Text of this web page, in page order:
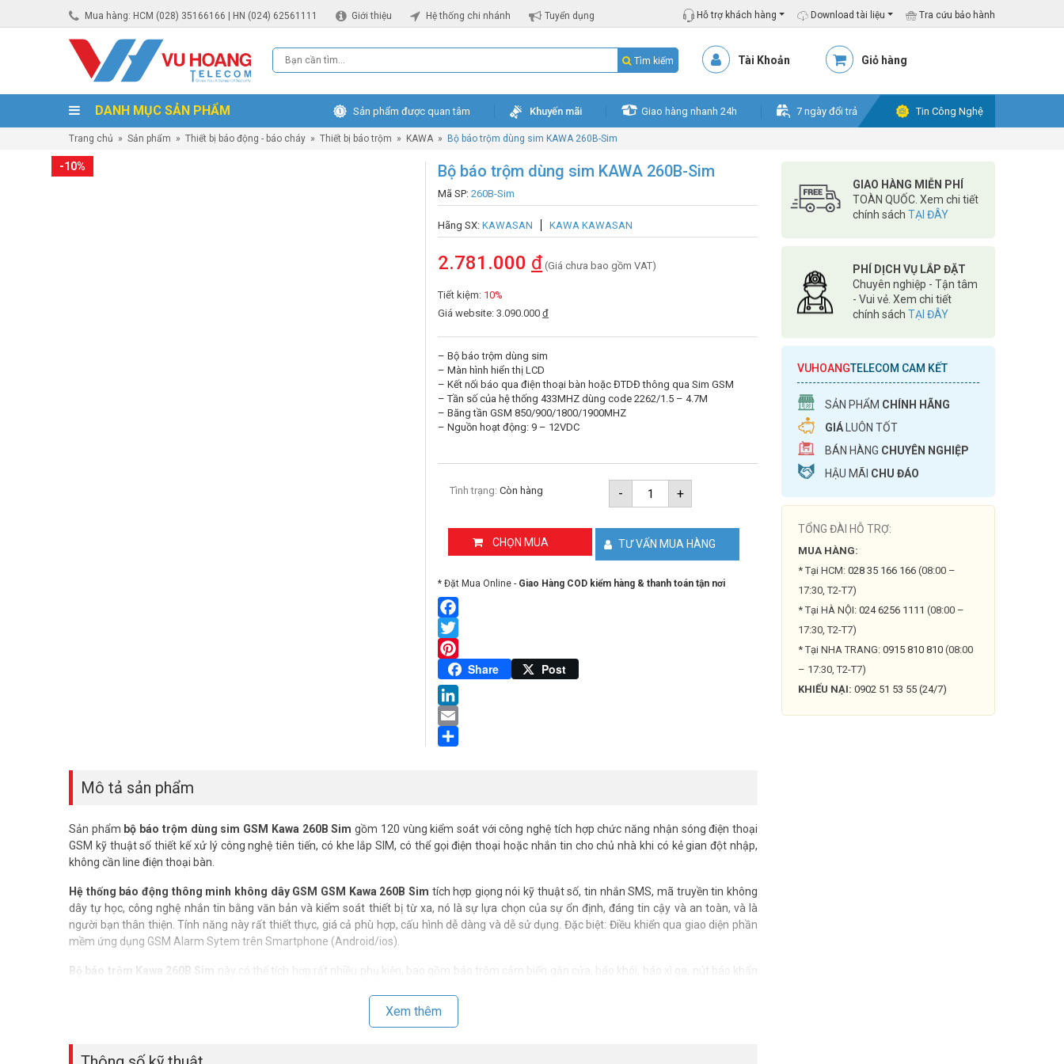
Mua hàng: HCM (028) 35166166 | HN (024) 62561111 Giới thiệu Hệ thống chi nhánh Tuyển dụng Hỗ trợ khách hàng Download tài liệu Tra cứu bảo hành
Tìm kiếm Tài Khoản Giỏ hàng
DANH MỤC SẢN PHẨM Sản phẩm được quan tâm Khuyến mãi Giao hàng nhanh 24h 7 ngày đổi trả Tin Công Nghệ
Trang chủ » Sản phẩm » Thiết bị báo động - báo cháy » Thiết bị báo trộm » KAWA » Bộ báo trộm dùng sim KAWA 260B-Sim
-10% Bộ báo trộm dùng sim KAWA 260B-Sim
Mã SP: 260B-Sim
Hãng SX: KAWASAN KAWA KAWASAN
2.781.000 đ (Giá chưa bao gồm VAT)
Tiết kiệm: 10%
Giá website: 3.090.000 đ
– Bộ báo trộm dùng sim
– Màn hình hiển thị LCD
– Kết nối báo qua điện thoại bàn hoặc ĐTDĐ thông qua Sim GSM
– Tần số của hệ thống 433MHZ dùng code 2262/1.5 – 4.7M
– Băng tần GSM 850/900/1800/1900MHZ
– Nguồn hoạt động: 9 – 12VDC
-
Bộ
báo
trộm
sim
KAWA
260B-
số
+
Tình trạng: Còn hàng
CHỌN MUA TƯ VẤN MUA HÀNG
* Đặt Mua Online - Giao Hàng COD kiểm hàng & thanh toán tận nơi
Facebook
Twitter
Pinterest
Share Post
LinkedIn
Email
Mô tả sản phẩm
Sản phẩm bộ báo trộm dùng sim GSM Kawa 260B Sim gồm 120 vùng kiểm soát với công nghệ tích hợp chức năng nhận sóng điện thoại
GSM kỹ thuật số thiết kế xử lý công nghệ tiên tiến, có khe lắp SIM, có thể gọi điện thoại hoặc nhắn tin cho chủ nhà khi có kẻ gian đột nhập,
không cần line điện thoại bàn.
Hệ thống báo động thông minh không dây GSM GSM Kawa 260B Sim tích hợp giọng nói kỹ thuật số, tin nhắn SMS, mã truyền tin không
dây tự học, công nghệ nhắn tin bằng văn bản và kiểm soát thiết bị từ xa, nó là sự lựa chọn của sự ổn định, đáng tin cậy và an toàn, và là
người bạn thân thiện. Tính năng này rất thiết thực, giá cả phù hợp, cấu hình dễ dàng và dễ sử dụng. Đặc biệt:Điều khiển qua giao diện phần
mềm ứng dụng GSM Alarm Sytem trên Smartphone (Android/ios).
Bộ báo trộm Kawa 260B Sim
này có thể tích hợp rất nhiều phụ kiện, bao gồm báo trộm cảm biến gắn cửa, báo khói, báo xì ga, nút báo khẩn
Xem thêm
GIAO HÀNG MIỄN PHÍ
TOÀN QUỐC. Xem chi tiết
chính sách TẠI ĐÂY
PHÍ DỊCH VỤ LẮP ĐẶT
Chuyên nghiệp - Tận tâm
- Vui vẻ. Xem chi tiết
chính sách TẠI ĐÂY
VUHOANGTELECOM CAM KẾT
SẢN PHẨM CHÍNH HÃNG
GIÁ LUÔN TỐT
BÁN HÀNG CHUYÊN NGHIỆP
HẬU MÃI CHU ĐÁO
TỔNG ĐÀI HỖ TRỢ:
MUA HÀNG:
* Tại HCM: 028 35 166 166 (08:00 –
17:30, T2-T7)
* Tại HÀ NỘI: 024 6256 1111 (08:00 –
17:30, T2-T7)
* Tại NHA TRANG: 0915 810 810 (08:00
– 17:30, T2-T7)
KHIẾU NẠI: 0902 51 53 55 (24/7)